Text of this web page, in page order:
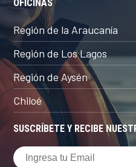
SUSCRÍBETE Y RECIBE
OFICINAS
Región de la Araucanía
Región de Los Lagos
Región de Aysén
Chiloé